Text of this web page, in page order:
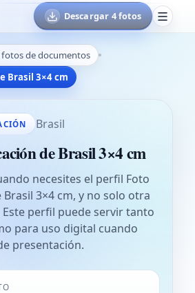
Descargar 4 fotos
fotos de documentos
Brasil 3×4 cm
Brasil
de Brasil 3×4 cm
necesites el perfil Foto
3×4 cm, y no solo otra
Este perfil puede servir tanto
para uso digital cuando
presentación.